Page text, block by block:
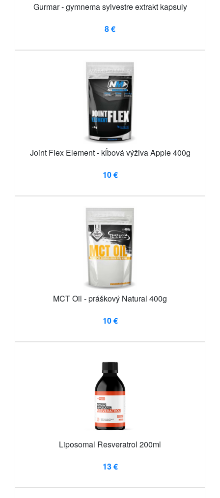
Gurmar - gymnema sylvestre extrakt kapsuly
8 €
Joint Flex Element - kĺbová výživa Apple 400g
10 €
MCT Oil - práškový Natural 400g
10 €
Liposomal Resveratrol 200ml
13 €